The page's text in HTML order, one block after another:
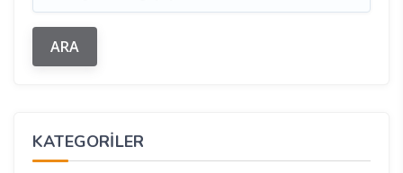
KATEGORILER